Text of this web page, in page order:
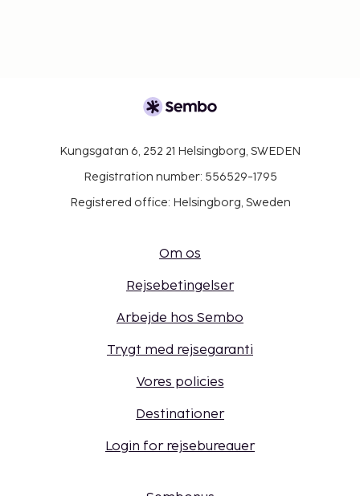
Kungsgatan 6, 252 21 Helsingborg, SWEDEN
Registration number: 556529-1795
Registered office: Helsingborg, Sweden
Om os
Rejsebetingelser
Arbejde hos Sembo
Trygt med rejsegaranti
Vores policies
Destinationer
Login for rejsebureauer